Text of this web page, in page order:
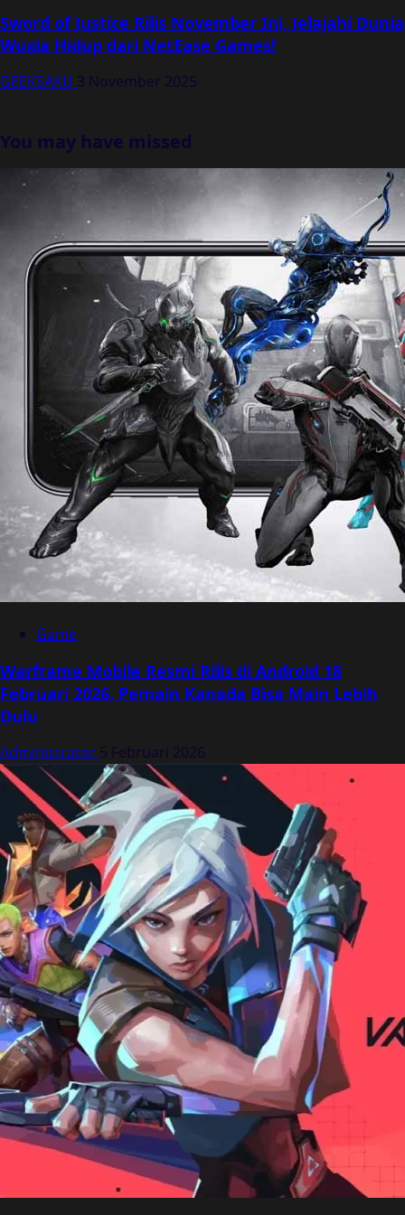
Sword of Justice Rilis November Ini, Jelajahi Dunia
Wuxia Hidup dari NetEase Games!
GEEKSAKU 3 November 2025
You may have missed
Game
Warframe Mobile Resmi Rilis di Android 18
Februari 2026, Pemain Kanada Bisa Main Lebih
Dulu
Administrator 5 Februari 2026